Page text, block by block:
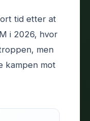
tid etter at
i 2026, hvor
men
kampen mot